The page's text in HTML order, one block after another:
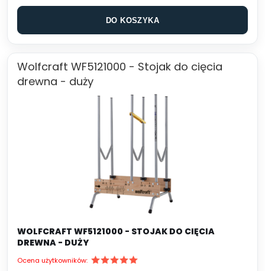
DO KOSZYKA
Wolfcraft WF5121000 - Stojak do cięcia
drewna - duży
WOLFCRAFT WF5121000 - STOJAK DO CIĘCIA
DREWNA - DUŻY
Ocena użytkowników: